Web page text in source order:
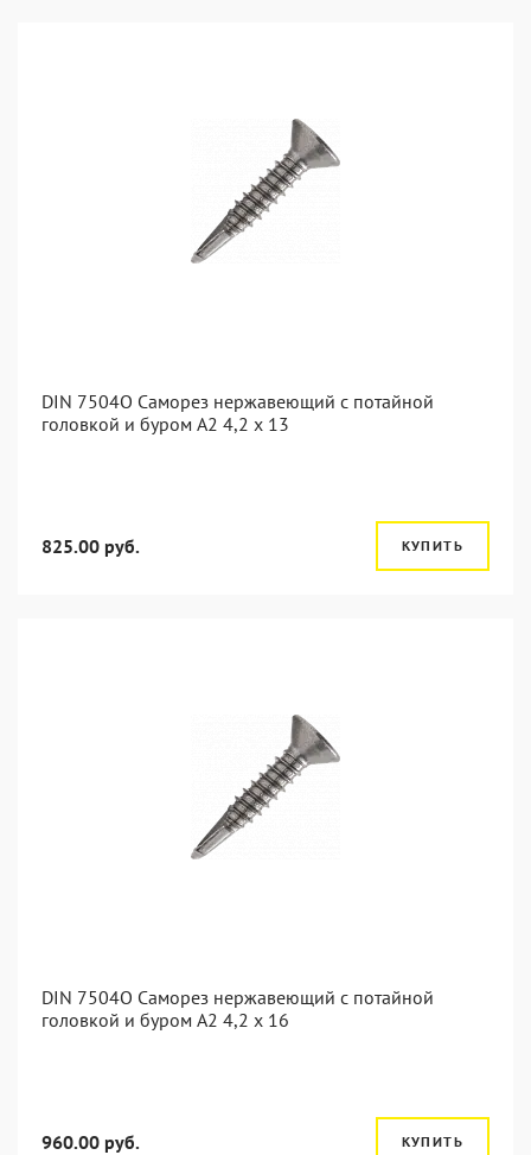
DIN 7504O Саморез нержавеющий с потайной
головкой и буром А2 4,2 x 13
825.00 руб. КУПИТЬ
DIN 7504O Саморез нержавеющий с потайной
головкой и буром А2 4,2 x 16
960.00 руб. КУПИТЬ